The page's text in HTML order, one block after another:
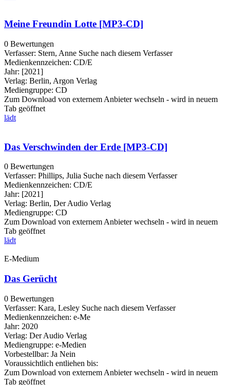
Meine Freundin Lotte [MP3-CD]
0 Bewertungen
Verfasser: Stern, Anne Suche nach diesem Verfasser
Medienkennzeichen: CD/E
Jahr: [2021]
Verlag: Berlin, Argon Verlag
Mediengruppe: CD
Zum Download von externem Anbieter wechseln - wird in neuem
Tab geöffnet
lädt
Das Verschwinden der Erde [MP3-CD]
0 Bewertungen
Verfasser: Phillips, Julia Suche nach diesem Verfasser
Medienkennzeichen: CD/E
Jahr: [2021]
Verlag: Berlin, Der Audio Verlag
Mediengruppe: CD
Zum Download von externem Anbieter wechseln - wird in neuem
Tab geöffnet
lädt
E-Medium
Das Gerücht
0 Bewertungen
Verfasser: Kara, Lesley Suche nach diesem Verfasser
Medienkennzeichen: e-Me
Jahr: 2020
Verlag: Der Audio Verlag
Mediengruppe: e-Medien
Vorbestellbar: Ja Nein
Voraussichtlich entliehen bis:
Zum Download von externem Anbieter wechseln - wird in neuem
Tab geöffnet